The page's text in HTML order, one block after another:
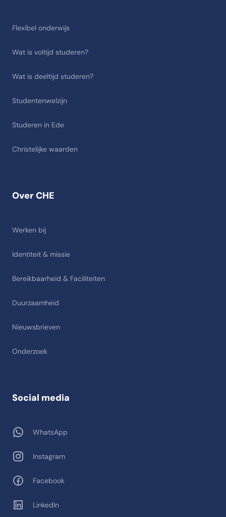
Over CHE
Werken bij
Identiteit & missie
Bereikbaarheid & Faciliteiten
Duurzaamheid
Nieuwsbrieven
Onderzoek
Flexibel onderwijs
Wat is voltijd studeren?
Wat is deeltijd studeren?
Studentenwelzijn
Studeren in Ede
Christelijke waarden
Social media
WhatsApp
Instagram
Facebook
LinkedIn